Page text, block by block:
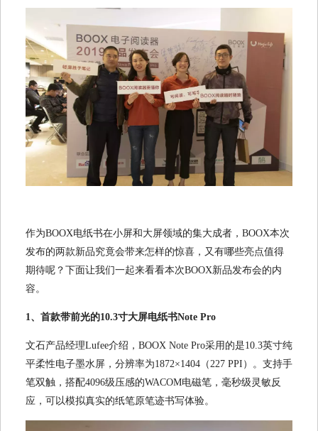
作为BOOX电纸书在小屏和大屏领域的集大成者，BOOX本次
发布的两款新品究竟会带来怎样的惊喜，又有哪些亮点值得
期待呢？下面让我们一起来看看本次BOOX新品发布会的内
容。
1、首款带前光的10.3寸大屏电纸书Note Pro
文石产品经理Lufee介绍，BOOX Note Pro采用的是10.3英寸纯
平柔性电子墨水屏，分辨率为1872×1404（227 PPI）。支持手
笔双触，搭配4096级压感的WACOM电磁笔，毫秒级灵敏反
应，可以模拟真实的纸笔原笔迹书写体验。